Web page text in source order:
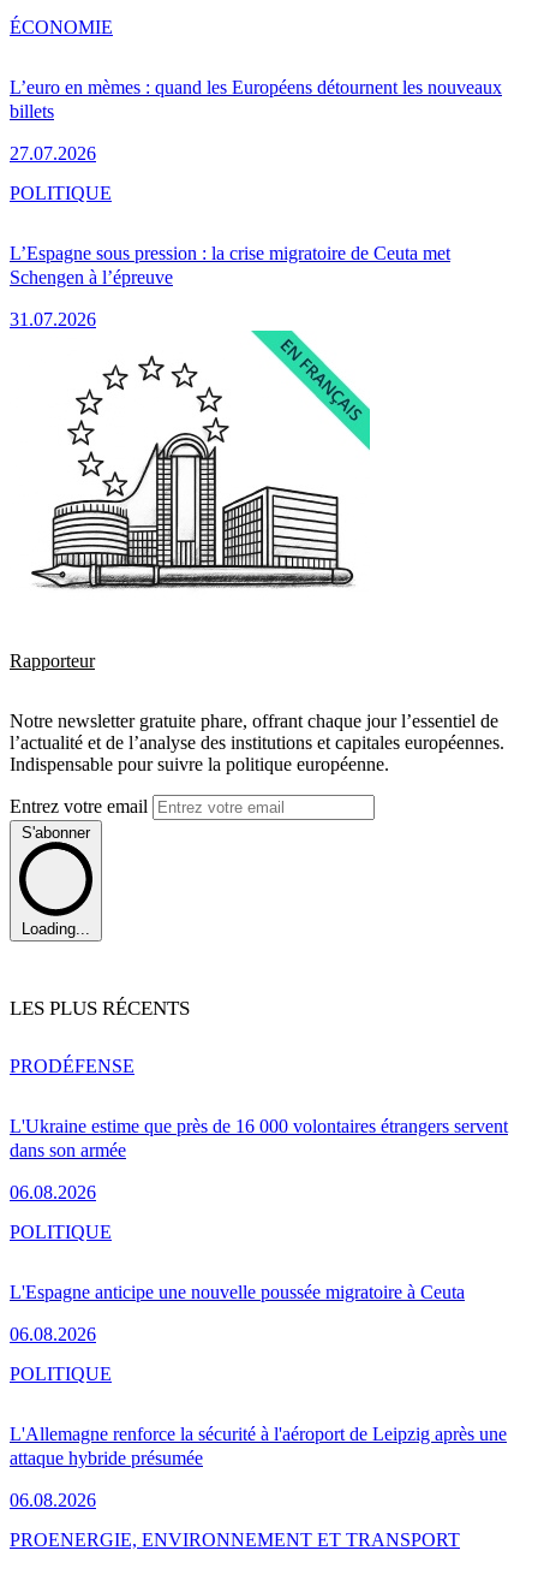
L’euro en mèmes : quand les Européens détournent les nouveaux
billets
27.07.2026
ÉCONOMIE
L’Espagne sous pression : la crise migratoire de Ceuta met
Schengen à l’épreuve
31.07.2026
POLITIQUE
Rapporteur
Notre newsletter gratuite phare, offrant chaque jour l’essentiel de
l’actualité et de l’analyse des institutions et capitales européennes.
Indispensable pour suivre la politique européenne.
Entrez votre email
S'abonner
Loading...
LES PLUS RÉCENTS
L'Ukraine estime que près de 16 000 volontaires étrangers servent
dans son armée
06.08.2026
PRODÉFENSE
L'Espagne anticipe une nouvelle poussée migratoire à Ceuta
06.08.2026
POLITIQUE
L'Allemagne renforce la sécurité à l'aéroport de Leipzig après une
attaque hybride présumée
06.08.2026
POLITIQUE
PROENERGIE, ENVIRONNEMENT ET TRANSPORT